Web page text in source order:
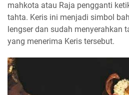
mahkota atau Raja pengganti
tahta. Keris ini menjadi simbol
lengser dan sudah menyerahkan
yang menerima Keris tersebut.